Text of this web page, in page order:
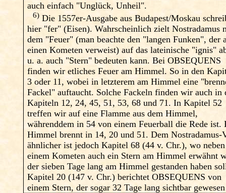
auch einfach "Unglück, Unheil".
6) Die 1557er-Ausgabe aus Budapest/Moskau
hier "fer" (Eisen). Wahrscheinlich zielt Nostradamus
dem "Feuer" (man beachte den "langen Funken", der
einen Kometen verweist) auf das lateinische "ignis"
u. a. auch "Stern" bedeuten kann. Bei OBSEQUENS
finden wir etliches Feuer am Himmel. So in den
3 oder 11, wobei in letzterem am Himmel eine
Fackel" auftaucht. Solche Fackeln finden wir auch in
Kapiteln 12, 24, 45, 51, 53, 68 und 71. In Kapitel 52
treffen wir auf eine Flamme aus dem Himmel,
währenddem in 54 von einem Feuerball die Rede ist.
Himmel brennt in 14, 20 und 51. Dem Nostradamus-
ähnlicher ist jedoch Kapitel 68 (44 v. Chr.), wo neben
einem Kometen auch ein Stern am Himmel erwähnt
der sieben Tage lang am Himmel gestanden haben
Kapitel 20 (147 v. Chr.) berichtet OBSEQUENS von
einem Stern, der sogar 32 Tage lang sichtbar